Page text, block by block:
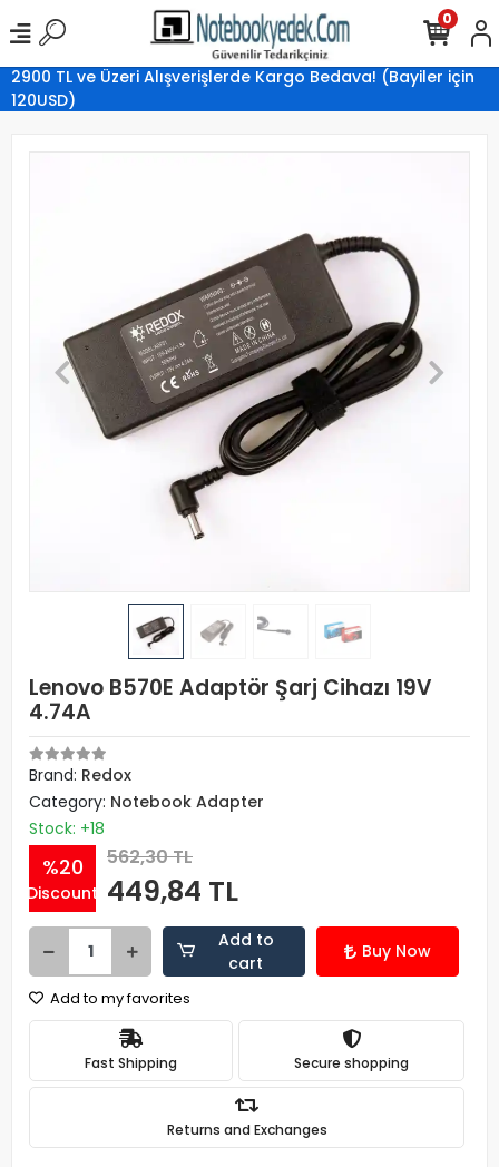
2900 TL ve Üzeri Alışverişlerde Kargo Bedava! (Bayiler için
120USD)
0
Lenovo B570E Adaptör Şarj Cihazı 19V
4.74A
Brand: Redox
Category: Notebook Adapter
Stock: +18
%20
Discount
562,30 TL
449,84 TL
Add to
cart
Buy Now
Add to my favorites
Fast Shipping Secure shopping
Returns and Exchanges